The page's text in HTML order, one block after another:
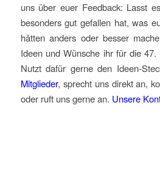
uns über euer Feedback: Lasst
besonders gut gefallen hat, was
hätten anders oder besser
Ideen und Wünsche ihr für die
Nutzt dafür gerne den Ideen-
Mitglieder, sprecht uns direkt an,
oder ruft uns gerne an. Unsere